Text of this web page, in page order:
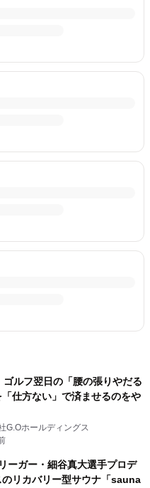
ゴルフ翌日の「腰の張りやだる
「仕方ない」で済ませるのをや
G.Oホールディングス
ーガー・細谷真大選手プロデ
のリカバリー型サウナ「sauna